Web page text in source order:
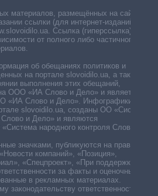
материалов, размещённых на сайте,
ссылки (для интернет-изданий —
Ссылка (гиперссылка)
от полного либо частичного
об обещаниях политиков и
на портале slovoidilo.ua, а также
выполнения этих обещаний,
ООО «ИА Слово и Дело» и является
«ИА Слово и Дело». Инфографики,
slovoidilo.ua, созданы ОО «Система
Слово и Дело» и являются
народного контроля Слово и
значками, публикуются на правах
компаний», «Позиция»,
«Спецпроект», «При поддержке».
за факты и оценочные
в рекламных материалах.
законодательству ответственность за